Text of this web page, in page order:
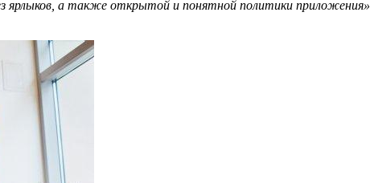
ярлыков, а также открытой и понятной политики приложения»